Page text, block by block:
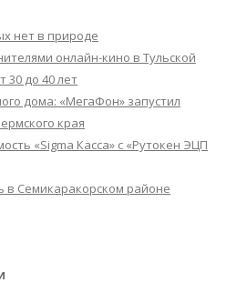
нет в природе
онлайн-кино в Тульской
30 до 40 лет
дома: «МегаФон» запустил
края
«Sigma Касса» с «Рутокен ЭЦП
в Семикаракорском районе